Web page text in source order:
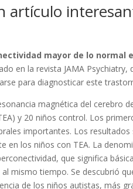
artículo
mayor de lo normal
en la revista JAMA Psychiatry,
para diagnosticar este
magnética del cerebro
y 20 niños control. Los
importantes. Los resultados
en los niños con TEA. La
que significa
mismo tiempo. Se descubrió
de los niños autistas, más